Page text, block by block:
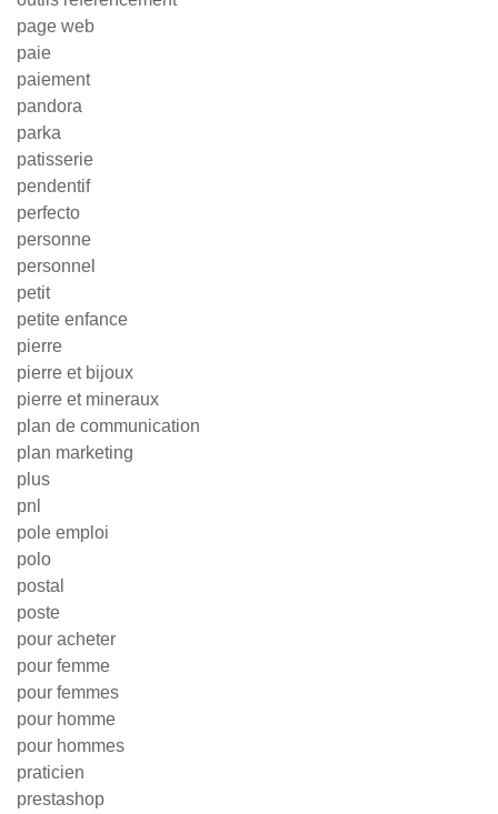
page web
paie
paiement
pandora
parka
patisserie
pendentif
perfecto
personne
personnel
petit
petite enfance
pierre
pierre et bijoux
pierre et mineraux
plan de communication
plan marketing
plus
pnl
pole emploi
polo
postal
poste
pour acheter
pour femme
pour femmes
pour homme
pour hommes
praticien
prestashop